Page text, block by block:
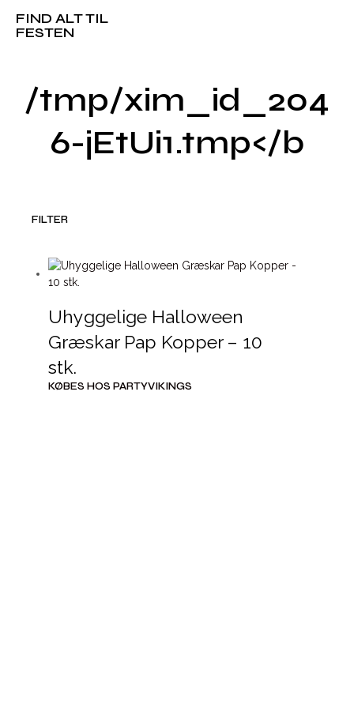
FIND ALT TIL
FESTEN
/tmp/xim_id_204
6-jEtUi1.tmp</b
FILTER
Uhyggelige Halloween
Græskar Pap Kopper – 10
stk.
KØBES HOS PARTYVIKINGS